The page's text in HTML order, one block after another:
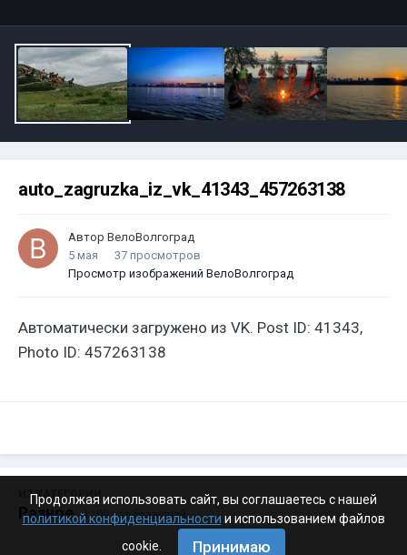
auto_zagruzka_iz_vk_41343_457263138
Автор ВелоВолгоград
5 мая
37 просмотров
Просмотр изображений ВелоВолгоград
Автоматически загружено из VK. Post ID: 41343,
Photo ID: 457263138
ИЗ КАТЕГОРИИ:
Разное · 4 199 изображений
Продолжая использовать сайт, вы соглашаетесь с нашей
политикой конфиденциальности и использованием файлов
cookie.
Принимаю